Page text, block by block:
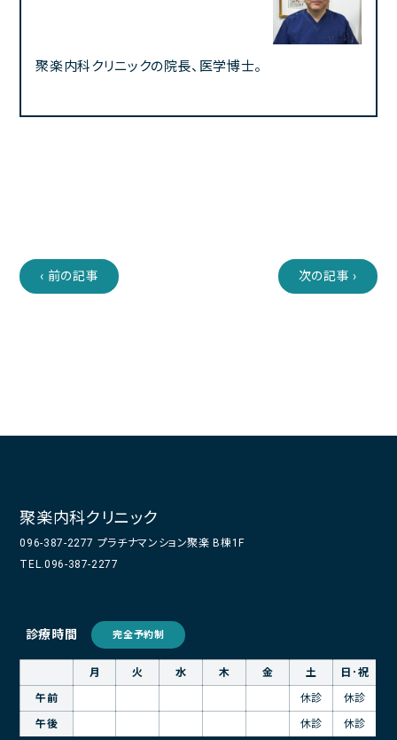
聚楽内科クリニックの院長、医学博士。
‹ 前の記事 次の記事 ›
聚楽内科クリニック
096-387-2277 プラチナマンション聚楽 B棟1F
TEL.096-387-2277
診療時間 完全予約制
月 火 水 木 金 土 日･祝
午前 休診 休診
午後 休診 休診